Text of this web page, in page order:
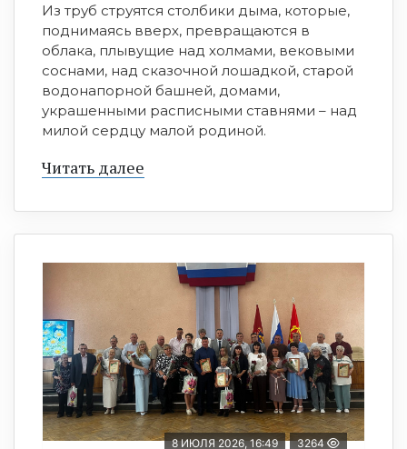
Из труб струятся столбики дыма, которые,
поднимаясь вверх, превращаются в
облака, плывущие над холмами, вековыми
соснами, над сказочной лошадкой, старой
водонапорной башней, домами,
украшенными расписными ставнями – над
милой сердцу малой родиной.
Читать далее
8 ИЮЛЯ 2026, 16:49 3264